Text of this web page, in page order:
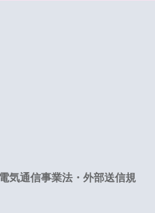
気通信事業法・外部送信規